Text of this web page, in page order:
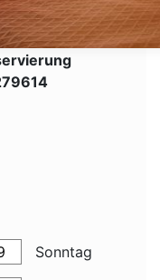
Sonntag